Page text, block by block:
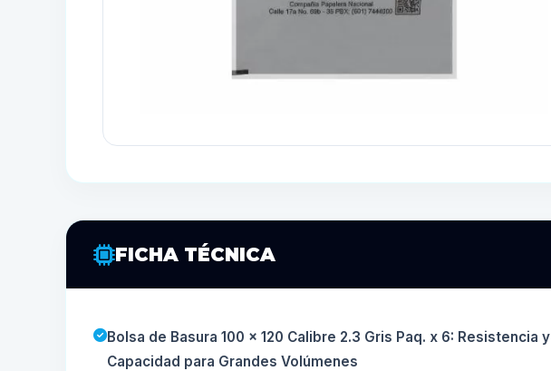
FICHA TÉCNICA
Bolsa de Basura 100 x 120 Calibre 2.3 Gris Paq. x 6: Resistencia y
Capacidad para Grandes Volúmenes